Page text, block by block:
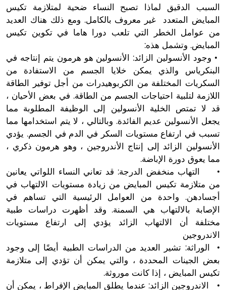
السبب الدقيق لماذا تصبح النساء ضحية لمتلازمة تكيس
المبايض المتعدد غير معروف بالكامل. ومع ذلك هناك العديد
من عوامل الخطر التي تلعب دورا هاما في تكوين تكيس
المبايض. وتشمل هذه:
• وجود الأنسولين الزائد: الأنسولين هو هرمون يتم إنتاجه في
البنكرياس والذي يمكن خلايا الجسم من الاستفادة من
السكريات المختلفة من الكربوهيدرات من أجل توفير الطاقة
اللازمة لتلبية احتياجات الجسم من الطاقة. في بعض الأحيان ،
قد لا تمتص الخلية الأنسولين إلى الوظيفة المطلوبة مما
يجعل الأنسولين عديم الفائدة. وبالتالي ، لا يتم استخدامها مما
تسبب في ارتفاع مستويات السكر في الدم في الجسم. يؤدي
الأنسولين الزائد إلى إنتاج الأندروجين ، وهو هرمون ذكري ،
مما يعوق دورة الإباضة.
• التهاب منخفض الدرجة: قد تعاني النساء اللواتي يعانين
من متلازمة تكيس المبايض من زيادة مستويات الالتهاب في
أجسادهن. واحدة من العوامل الرئيسية التي تساهم في
الإصابة بالالتهاب هي السمنة. وقد أظهرت دراسات طبية
مختلفة أن الالتهاب الزائد يؤدي إلى ارتفاع مستويات
الاندروجين
• الوراثة: تشير العديد من الدراسات الطبية أيضًا إلى وجود
بعض الجينات المحددة ، والتي يمكن أن تؤدي إلى متلازمة
تكيس المبايض ، إذا كانت موروثة.
• الاندروجين الزائد: عندما يطلق المبايض الإفراط ، يمكن أن